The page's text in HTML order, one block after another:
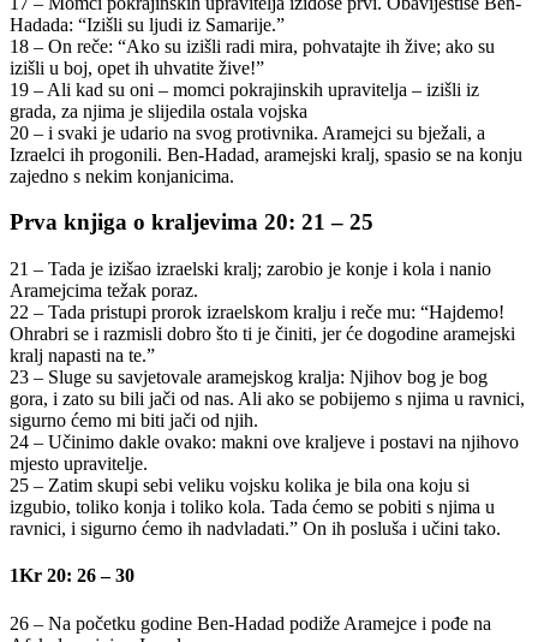
Hadada: “Izišli su ljudi iz Samarije.”
18 – On reče: “Ako su izišli radi mira, pohvatajte ih žive; ako su
izišli u boj, opet ih uhvatite žive!”
19 – Ali kad su oni – momci pokrajinskih upravitelja – izišli iz
grada, za njima je slijedila ostala vojska
20 – i svaki je udario na svog protivnika. Aramejci su bježali, a
Izraelci ih progonili. Ben-Hadad, aramejski kralj, spasio se na konju
zajedno s nekim konjanicima.
Prva knjiga o kraljevima 20: 21 – 25
21 – Tada je izišao izraelski kralj; zarobio je konje i kola i nanio
Aramejcima težak poraz.
22 – Tada pristupi prorok izraelskom kralju i reče mu: “Hajdemo!
Ohrabri se i razmisli dobro što ti je činiti, jer će dogodine aramejski
kralj napasti na te.”
23 – Sluge su savjetovale aramejskog kralja: Njihov bog je bog
gora, i zato su bili jači od nas. Ali ako se pobijemo s njima u ravnici,
sigurno ćemo mi biti jači od njih.
24 – Učinimo dakle ovako: makni ove kraljeve i postavi na njihovo
mjesto upravitelje.
25 – Zatim skupi sebi veliku vojsku kolika je bila ona koju si
izgubio, toliko konja i toliko kola. Tada ćemo se pobiti s njima u
ravnici, i sigurno ćemo ih nadvladati.” On ih posluša i učini tako.
1Kr 20: 26 – 30
26 – Na početku godine Ben-Hadad podiže Aramejce i pođe na